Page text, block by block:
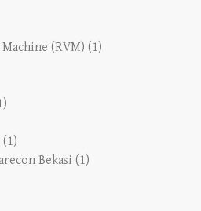
(RVM) (1)
(1)
Bekasi (1)